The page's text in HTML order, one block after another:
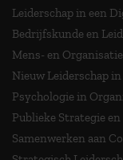
Leiderschap in een
Bedrijfskunde en
Mens- en
Nieuw Leiderschap
Psychologie in
Publieke Strategie
Samenwerken aan